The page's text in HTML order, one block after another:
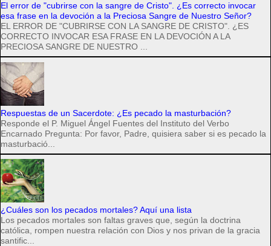
El error de "cubrirse con la sangre de Cristo". ¿Es correcto invocar
esa frase en la devoción a la Preciosa Sangre de Nuestro Señor?
EL ERROR DE "CUBRIRSE CON LA SANGRE DE CRISTO". ¿ES
CORRECTO INVOCAR ESA FRASE EN LA DEVOCIÓN A LA
PRECIOSA SANGRE DE NUESTRO ...
Respuestas de un Sacerdote: ¿Es pecado la masturbación?
Responde el P. Miguel Ángel Fuentes del Instituto del Verbo
Encarnado Pregunta: Por favor, Padre, quisiera saber si es pecado la
masturbació...
¿Cuáles son los pecados mortales? Aquí una lista
Los pecados mortales son faltas graves que, según la doctrina
católica, rompen nuestra relación con Dios y nos privan de la gracia
santific...